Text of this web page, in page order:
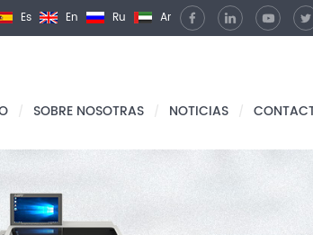
Es En Ru Ar
/ SOBRE NOSOTRAS / NOTICIAS /